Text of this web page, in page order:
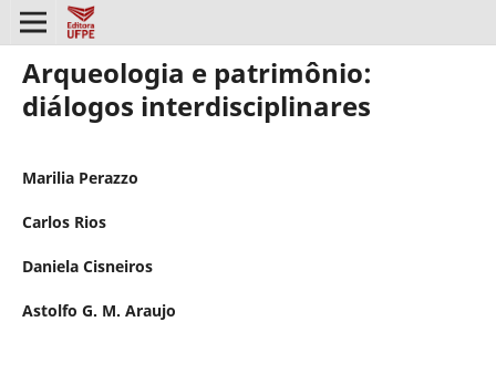
Arqueologia e patrimônio:
diálogos interdisciplinares
Marilia Perazzo
Carlos Rios
Daniela Cisneiros
Astolfo G. M. Araujo